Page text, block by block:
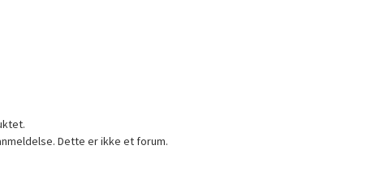
Dette er ikke et forum.